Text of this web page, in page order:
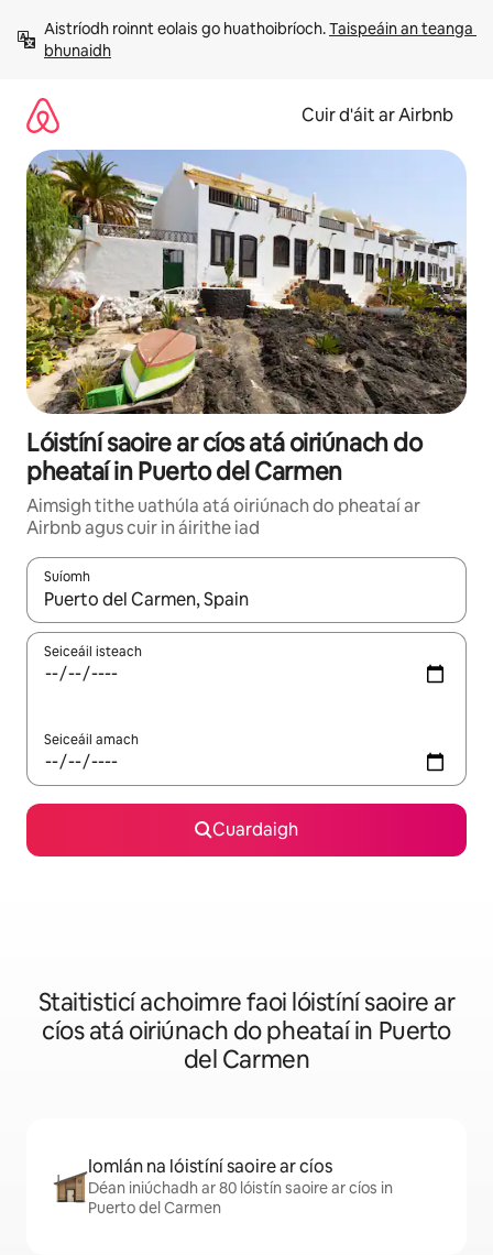
chuig
ábhar
Aistríodh roinnt eolais go huathoibríoch. Taispeáin an teanga
bhunaidh
Cuir d'áit ar Airbnb
Lóistíní saoire ar cíos atá oiriúnach do
pheataí in Puerto del Carmen
Aimsigh tithe uathúla atá oiriúnach do pheataí ar
Airbnb agus cuir in áirithe iad
Suíomh
Nuair a bheidh torthaí ar fáil, déan nascleanúint le
Seiceáil isteach
Seiceáil amach
Cuardaigh
Staitisticí achoimre faoi lóistíní saoire ar
cíos atá oiriúnach do pheataí in Puerto
del Carmen
Iomlán na lóistíní saoire ar cíos
Déan iniúchadh ar 80 lóistín saoire ar cíos in
Puerto del Carmen